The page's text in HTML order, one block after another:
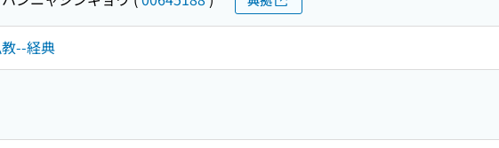
--経典